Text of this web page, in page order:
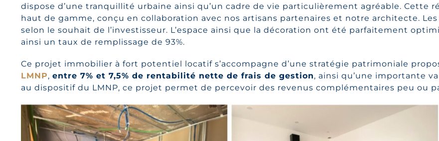
dispose d’une tranquillité urbaine ainsi qu’un cadre de vie particulièrement agréable.
haut de gamme, conçu en collaboration avec nos artisans partenaires et notre architecte.
selon le souhait de l’investisseur. L’espace ainsi que la décoration ont été parfaitement
ainsi un taux de remplissage de 93%.
Ce projet immobilier à fort potentiel locatif s’accompagne d’une stratégie patrimoniale
LMNP, entre 7% et 7,5% de rentabilité nette de frais de gestion, ainsi qu’une importante
au dispositif du LMNP, ce projet permet de percevoir des revenus complémentaires peu ou